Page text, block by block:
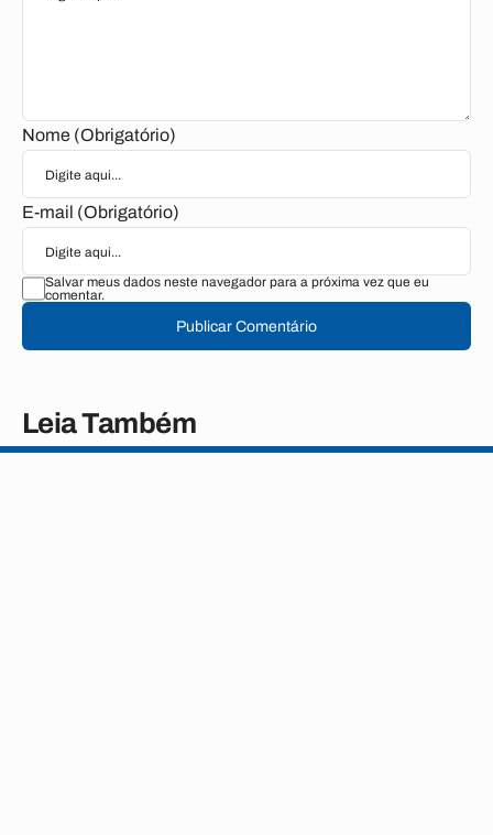
Nome (Obrigatório)
E-mail (Obrigatório)
Salvar meus dados neste navegador para a próxima vez que eu
comentar.
Publicar Comentário
Leia Também